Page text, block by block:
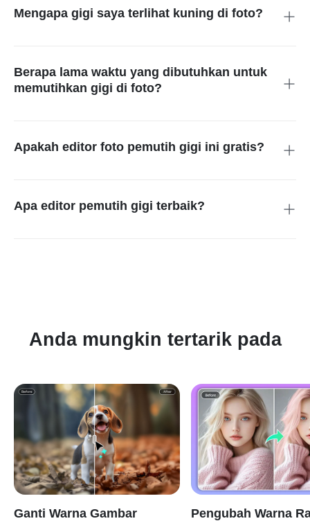
minta AI mengurangi warna kuning tanpa merusak kualitas
Mengapa gigi saya terlihat kuning di foto?
keseimbangan warna yang kurang optimal. Semua ini bisa
dikoreksi dengan editor foto pemutih gigi.
Berapa lama waktu yang dibutuhkan untuk
memutihkan gigi di foto?
dan menandai gigi, AI langsung menerapkan efek filter gigi
putih.
Apakah editor foto pemutih gigi ini gratis?
perangkat apa pun, termasuk ponsel.
Apa editor pemutih gigi terbaik?
Anda mungkin tertarik pada
Ganti Warna Gambar Pengubah Warna